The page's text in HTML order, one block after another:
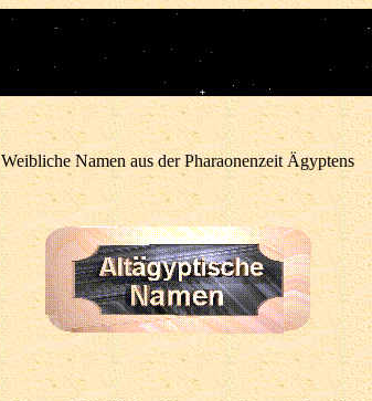
Weibliche Namen aus der Pharaonenzeit Ägyptens